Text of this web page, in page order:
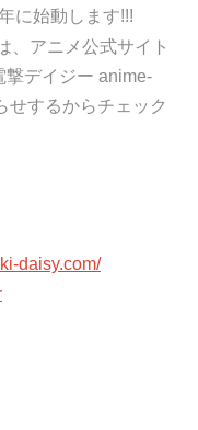
に始動します!!!
、アニメ公式サイト
デイジー anime-
せするからチェック
daisy.com/